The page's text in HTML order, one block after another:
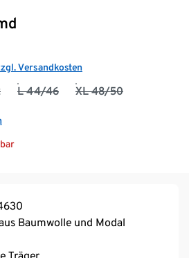
Versandkosten
L 44/46 XL 48/50
Baumwolle und Modal